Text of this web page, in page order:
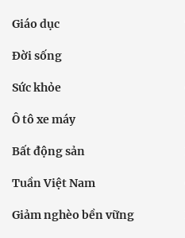
Giáo dục
Đời sống
Sức khỏe
Ô tô xe máy
Bất động sản
Tuần Việt Nam
Giảm nghèo bền vững